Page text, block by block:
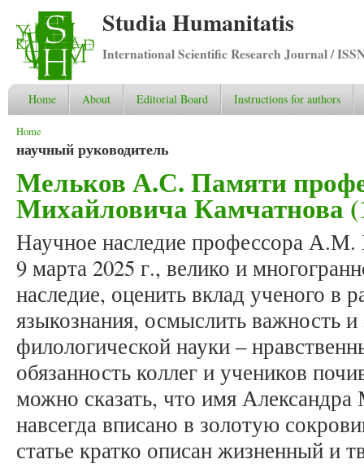
Studia Humanitatis
International Scientific Research Journal /
Home About Editorial Board Instructions for authors
You are here
Home
научный руководитель
Мельков А.С. Памяти
Михайловича Камчатнова
Научное наследие профессора А.М.
9 марта 2025 г., велико и
наследие, оценить вклад ученого в
языкознания, осмыслить важность и
филологической науки –
обязанность коллег и учеников
можно сказать, что имя
навсегда вписано в золотую
статье кратко описан жизненный и